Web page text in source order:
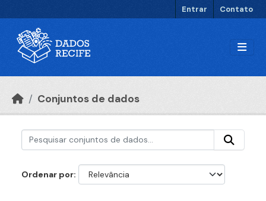
Entrar Contato
Conjuntos de dados
Ordenar por